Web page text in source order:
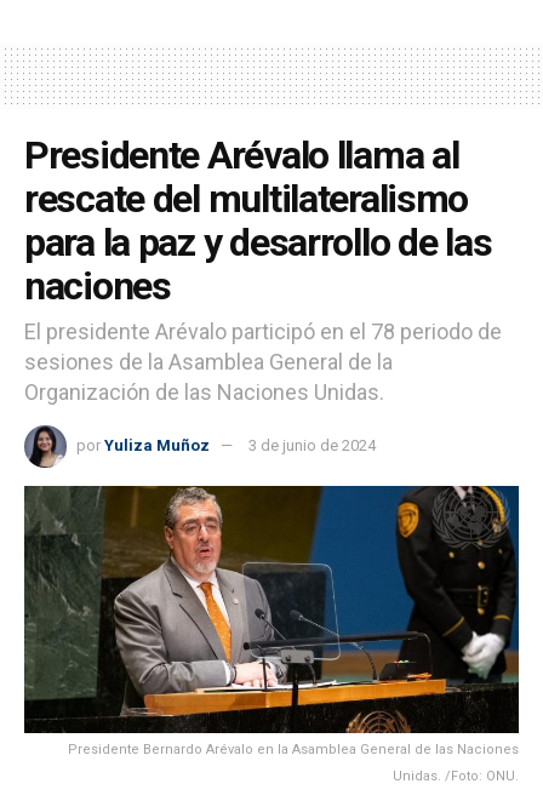
Presidente Arévalo llama al
rescate del multilateralismo
para la paz y desarrollo de las
naciones
El presidente Arévalo participó en el 78 periodo de
sesiones de la Asamblea General de la
Organización de las Naciones Unidas.
por Yuliza Muñoz 3 de junio de 2024
Presidente Bernardo Arévalo en la Asamblea General de las Naciones
Unidas. /Foto: ONU.